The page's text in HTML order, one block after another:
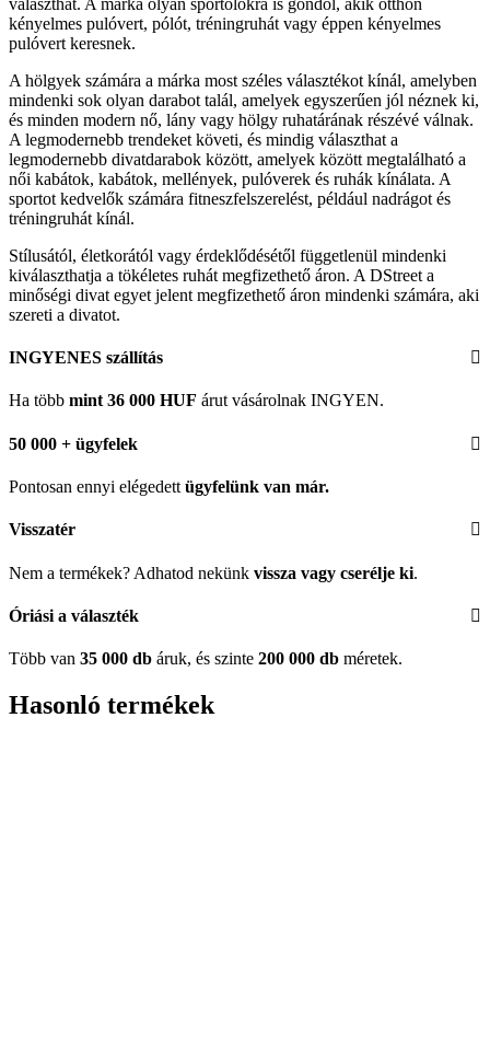
választhat. A márka olyan sportolókra is gondol, akik otthon
kényelmes pulóvert, pólót, tréningruhát vagy éppen kényelmes
pulóvert keresnek.
A hölgyek számára a márka most széles választékot kínál, amelyben
mindenki sok olyan darabot talál, amelyek egyszerűen jól néznek ki,
és minden modern nő, lány vagy hölgy ruhatárának részévé válnak.
A legmodernebb trendeket követi, és mindig választhat a
legmodernebb divatdarabok között, amelyek között megtalálható a
női kabátok, kabátok, mellények, pulóverek és ruhák kínálata. A
sportot kedvelők számára fitneszfelszerelést, például nadrágot és
tréningruhát kínál.
Stílusától, életkorától vagy érdeklődésétől függetlenül mindenki
kiválaszthatja a tökéletes ruhát megfizethető áron. A DStreet a
minőségi divat egyet jelent megfizethető áron mindenki számára, aki
szereti a divatot.
INGYENES szállítás
Ha több mint 36 000 HUF árut vásárolnak INGYEN.
50 000 + ügyfelek
Pontosan ennyi elégedett ügyfelünk van már.
Visszatér
Nem a termékek? Adhatod nekünk vissza vagy cserélje ki.
Óriási a választék
Több van 35 000 db áruk, és szinte 200 000 db méretek.
Hasonló termékek